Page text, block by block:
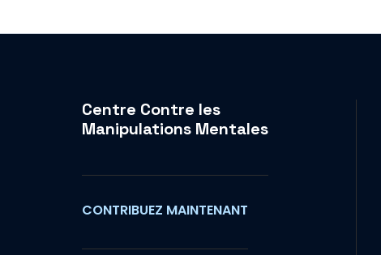
Centre Contre les
Manipulations Mentales
CONTRIBUEZ MAINTENANT